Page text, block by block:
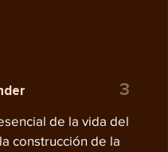
3
de la vida del
construcción de la